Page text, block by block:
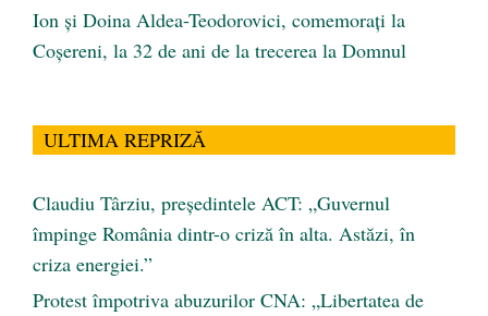
Ion și Doina Aldea-Teodorovici, comemorați la
Coșereni, la 32 de ani de la trecerea la Domnul
ULTIMA REPRIZĂ
Claudiu Târziu, președintele ACT: „Guvernul
împinge România dintr-o criză în alta. Astăzi, în
criza energiei.”
Protest împotriva abuzurilor CNA: „Libertatea de